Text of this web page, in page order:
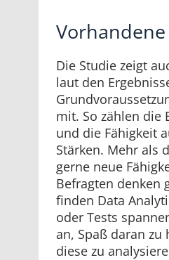
Die Studie zeigt
laut den
mit. So zählen die
und die Fähigkeit
Stärken. Mehr als
gerne neue
Befragten denken
finden Data
oder Tests
an, Spaß daran
diese zu